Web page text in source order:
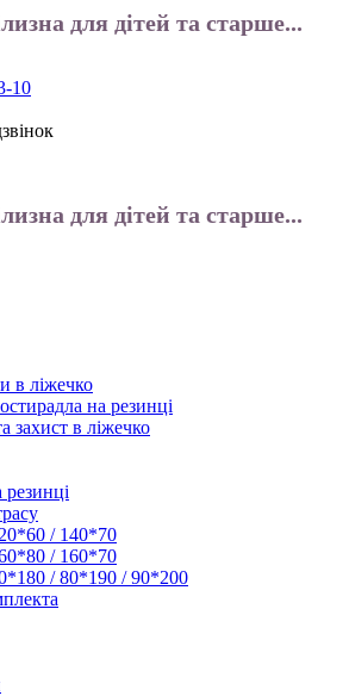
для дітей та старше...
10
для дітей та старше...
в ліжечко
на резинці
захист в ліжечко
/ 140*70
/ 160*70
/ 80*190 / 90*200